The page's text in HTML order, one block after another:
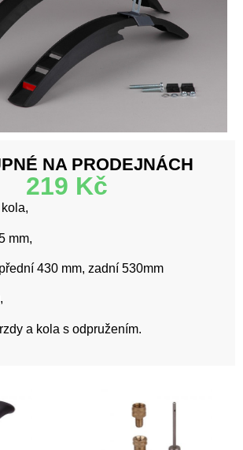
NA PRODEJNÁCH
219 Kč
mm,
430 mm, zadní 530mm
a kola s odpružením.